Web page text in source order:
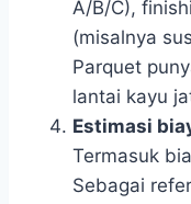
A/B/C),
(misalnya
Parquet
lantai kayu
Estimasi
Termasuk
Sebagai